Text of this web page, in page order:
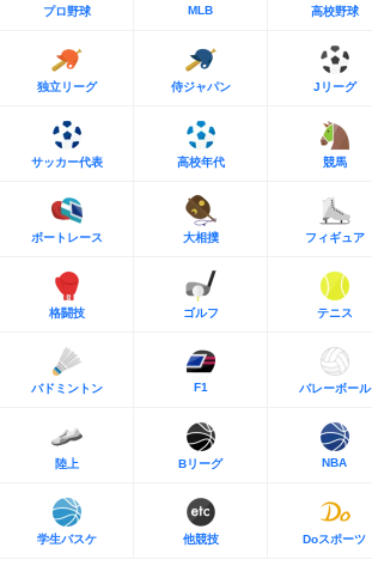
プロ野球 MLB 高校野球
独立リーグ 侍ジャパン Jリーグ
サッカー代表 高校年代 競馬
ボートレース 大相撲 フィギュア
格闘技 ゴルフ テニス
バドミントン F1 バレーボール
陸上 Bリーグ NBA
学生バスケ 他競技 Doスポーツ